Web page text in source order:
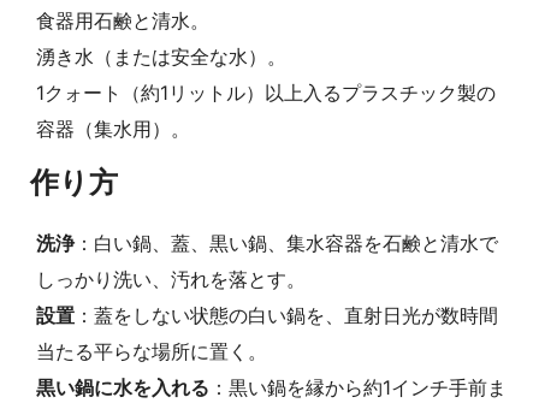
食器用石鹸と清水。
湧き水（または安全な水）。
1クォート（約1リットル）以上入るプラスチック製の
容器（集水用）。
作り方
洗浄：白い鍋、蓋、黒い鍋、集水容器を石鹸と清水で
しっかり洗い、汚れを落とす。
設置 ：蓋をしない状態の白い鍋を、直射日光が数時間
当たる平らな場所に置く。
黒い鍋に水を入れる ：黒い鍋を縁から約1インチ手前ま